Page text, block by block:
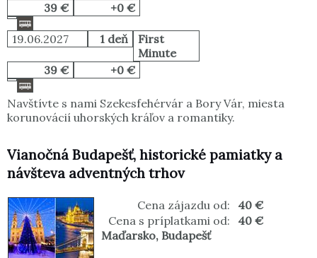
39 €
+0 €
19.06.2027 1 deň
First
Minute
39 €
+0 €
Navštívte s nami Szekesfehérvár a Bory Vár, miesta
korunovácií uhorských kráľov a romantiky.
Vianočná Budapešť, historické pamiatky a
návšteva adventných trhov
Cena zájazdu od:
40 €
Cena s príplatkami od:
40 €
Maďarsko, Budapešť